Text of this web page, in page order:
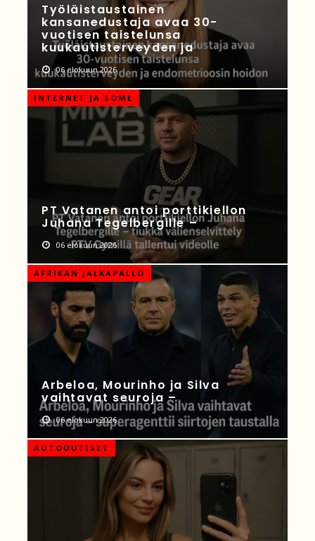
Työläistaustainen
kansanedustaja avaa 30-
vuotisen taistelunsa
kuukautisterveyden ja
06 elokuun 2026
INTERNET JA SOME
PT Vatanen antoi porttikiellon
Juhana Tegelbergille –
06 elokuun 2026
AFRIKAN JALKAPALLO
Arbeloa, Mourinho ja Silva
vaihtavat seuroja –
06 elokuun 2026
AUTOUUTISET